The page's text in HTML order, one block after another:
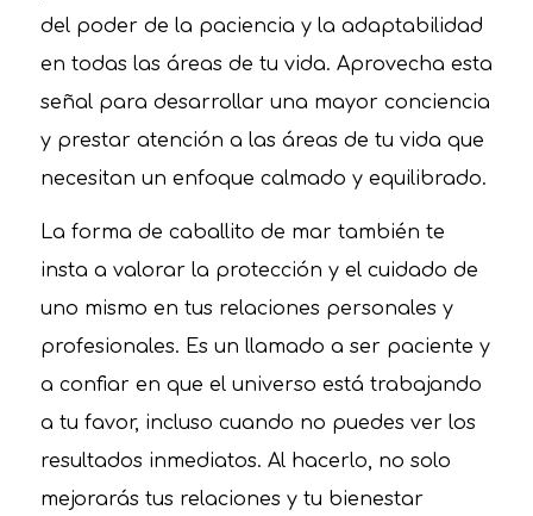
del poder de la paciencia y la adaptabilidad
en todas las áreas de tu vida. Aprovecha esta
señal para desarrollar una mayor conciencia
y prestar atención a las áreas de tu vida que
necesitan un enfoque calmado y equilibrado.
La forma de caballito de mar también te
insta a valorar la protección y el cuidado de
uno mismo en tus relaciones personales y
profesionales. Es un llamado a ser paciente y
a confiar en que el universo está trabajando
a tu favor, incluso cuando no puedes ver los
resultados inmediatos. Al hacerlo, no solo
mejorarás tus relaciones y tu bienestar